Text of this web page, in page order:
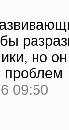
но
проблем
09:50